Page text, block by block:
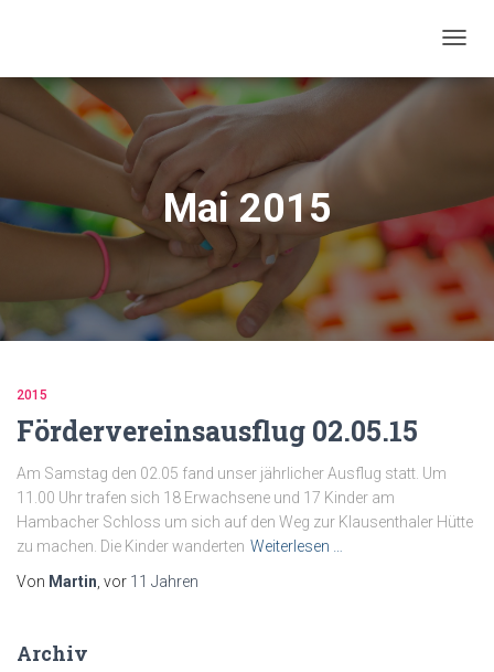
Mai 2015
2015
Fördervereinsausflug 02.05.15
Am Samstag den 02.05 fand unser jährlicher Ausflug statt. Um
11.00 Uhr trafen sich 18 Erwachsene und 17 Kinder am
Hambacher Schloss um sich auf den Weg zur Klausenthaler Hütte
zu machen. Die Kinder wanderten Weiterlesen …
Von Martin , vor 11 Jahren
Archiv